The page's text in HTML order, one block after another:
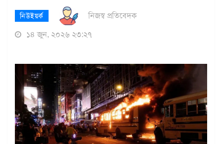
নিউইয়র্ক
নিজস্ব প্রতিবেদক
১৪ জুন, ২০২৬ ২৩:২৭